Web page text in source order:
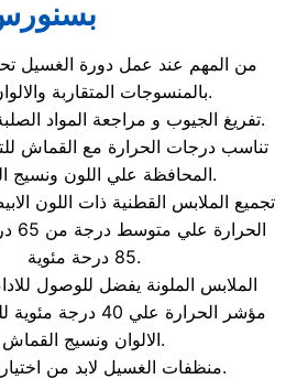
من المهم عند عمل دورة الغسيل
بالمنسوجات المتقاربة والالوان ايضا.
تفريغ الجيوب و مراجعة المواد الصلبة فبل الغسيل.
تناسب درجات الحرارة مع القماش
المحافظة علي اللون ونسيج الملابس.
تجميع الملابس القطنية ذات اللون
85 درحة مئوية.
الملابس الملونة يفضل للوصول
مؤشر الحرارة علي 40
الالوان ونسيج القماش.
منظفات الغسيل لابد من اختيارها بعناية.